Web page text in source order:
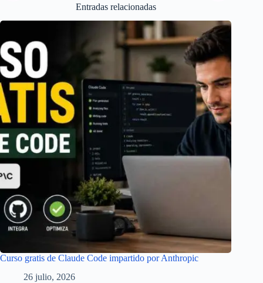
Entradas relacionadas
Curso gratis de Claude Code impartido por Anthropic
26 julio, 2026